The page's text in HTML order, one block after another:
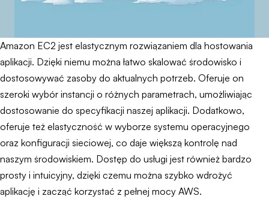
Amazon EC2 jest elastycznym rozwiązaniem dla hostowania
aplikacji. Dzięki niemu można łatwo skalować środowisko i
dostosowywać zasoby do aktualnych potrzeb. Oferuje on
szeroki wybór instancji o różnych parametrach, umożliwiając
dostosowanie do specyfikacji naszej aplikacji. Dodatkowo,
oferuje też elastyczność w wyborze systemu operacyjnego
oraz konfiguracji sieciowej, co daje większą kontrolę nad
naszym środowiskiem. Dostęp do usługi jest również bardzo
prosty i intuicyjny, dzięki czemu można szybko wdrożyć
aplikację i zacząć korzystać z pełnej mocy AWS.